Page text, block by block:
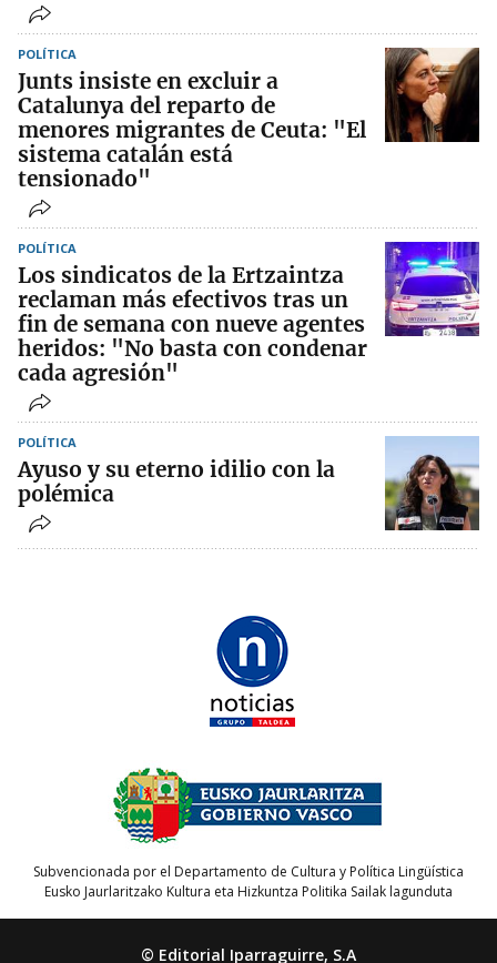
POLÍTICA
Junts insiste en excluir a
Catalunya del reparto de
menores migrantes de Ceuta: "El
sistema catalán está
tensionado"
POLÍTICA
Los sindicatos de la Ertzaintza
reclaman más efectivos tras un
fin de semana con nueve agentes
heridos: "No basta con condenar
cada agresión"
POLÍTICA
Ayuso y su eterno idilio con la
polémica
Subvencionada por el Departamento de Cultura y Política Lingüística
Eusko Jaurlaritzako Kultura eta Hizkuntza Politika Sailak lagunduta
© Editorial Iparraguirre, S.A